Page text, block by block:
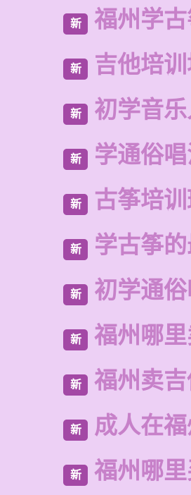
新 福州学
新 吉他培
新 初学音
新 学通俗
新 古筝培
新 学古筝
新 初学通
新 福州哪
新 福州卖
新 成人在
新 福州哪